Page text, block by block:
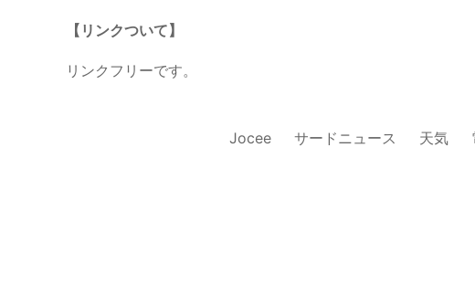
【リンクついて】
リンクフリーです。
Jocee サードニュース 天気